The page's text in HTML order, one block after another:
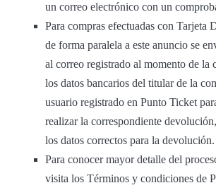
un correo electrónico con un
Para compras efectuadas con Tarjeta
de forma paralela a este anuncio se
al correo registrado al momento de la
los datos bancarios del titular de la
usuario registrado en Punto Ticket
realizar la correspondiente
los datos correctos para la devolución.
Para conocer mayor detalle del
visita los Términos y condiciones de